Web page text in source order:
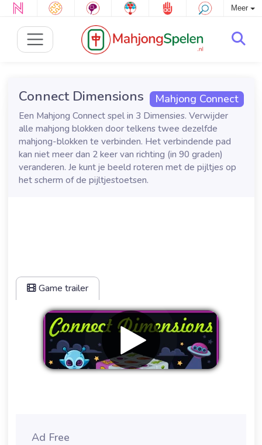
Meer
Mahjong Connect
Connect Dimensions
Een Mahjong Connect spel in 3 Dimensies. Verwijder
alle mahjong blokken door telkens twee dezelfde
mahjong-blokken te verbinden. Het verbindende pad
kan niet meer dan 2 keer van richting (in 90 graden)
veranderen. Je kunt je beeld roteren met de pijltjes op
het scherm of de pijltjestoetsen.
Game trailer
Ad Free